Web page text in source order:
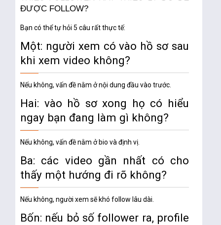
ĐƯỢC FOLLOW?
Bạn có thể tự hỏi 5 câu rất thực tế:
Một: người xem có vào hồ sơ sau
khi xem video không?
Nếu không, vấn đề nằm ở nội dung đầu vào trước.
Hai: vào hồ sơ xong họ có hiểu
ngay bạn đang làm gì không?
Nếu không, vấn đề nằm ở bio và định vị.
Ba: các video gần nhất có cho
thấy một hướng đi rõ không?
Nếu không, người xem sẽ khó follow lâu dài.
Bốn: nếu bỏ số follower ra, profile